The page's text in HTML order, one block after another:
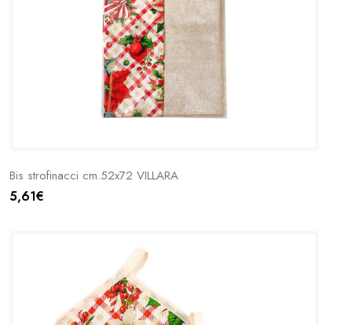
Bis strofinacci cm.52x72 VILLARA
5,61€